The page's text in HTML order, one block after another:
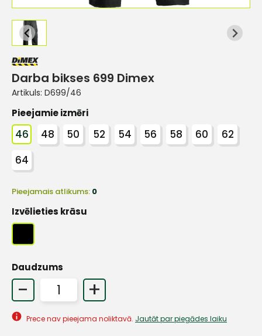
Darba bikses 699 Dimex
Artikuls: D699/46
Pieejamie izmēri
46 48 50 52 54 56 58 60
62
64
Pieejamais atlikums: 0
Izvēlieties krāsu
Daudzums
- +
Prece nav pieejama noliktavā. Jautāt par piegādes laiku
Sazinies
+